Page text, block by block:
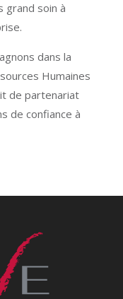
grand soin à
dans la
Humaines
de partenariat
de confiance à